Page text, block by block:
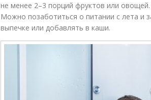
не менее 2–3 порций фруктов или
Можно позаботиться о питании с лета и
выпечке или добавлять в каши.